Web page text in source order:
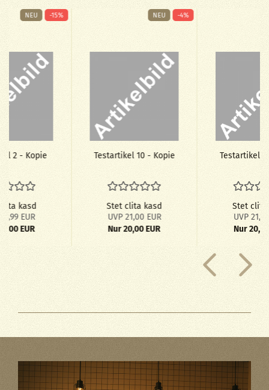
NEU -15%
2 - Kopie
kasd
EUR
EUR
NEU -4%
Te­st­ar­ti­kel 10 - Kopie
Stet clita kasd
UVP 21,00 EUR
Nur 20,00 EUR
Te­st­ar­ti­kel
Stet clita
UVP
Nur